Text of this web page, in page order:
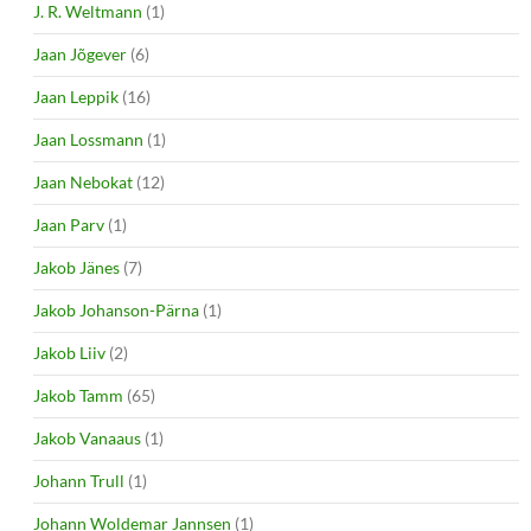
J. R. Weltmann (1)
Jaan Jõgever (6)
Jaan Leppik (16)
Jaan Lossmann (1)
Jaan Nebokat (12)
Jaan Parv (1)
Jakob Jänes (7)
Jakob Johanson-Pärna (1)
Jakob Liiv (2)
Jakob Tamm (65)
Jakob Vanaaus (1)
Johann Trull (1)
Johann Woldemar Jannsen (1)